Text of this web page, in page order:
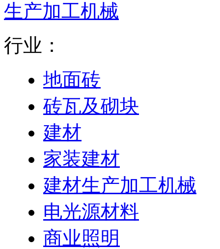
生产加工机械
行业：
地面砖
砖瓦及砌块
建材
家装建材
建材生产加工机械
电光源材料
商业照明